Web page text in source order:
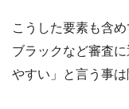
こうした要素も含
ブラックなど審査
やすい」と言う事は